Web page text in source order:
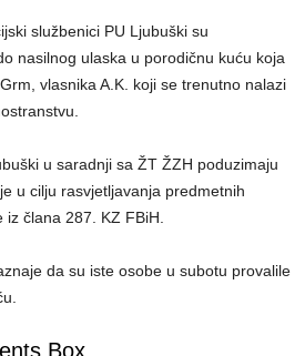
službenici PU Ljubuški su
nasilnog ulaska u porodičnu kuću koja
vlasnika A.K. koji se trenutno nalazi
u saradnji sa ŽT ŽZH poduzimaju
u cilju rasvjetljavanja predmetnih
iz člana 287. KZ FBiH.
da su iste osobe u subotu provalile
Box